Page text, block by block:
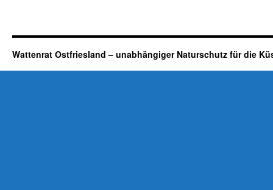
Wattenrat Ostfriesland – unabhängiger Naturschutz für die